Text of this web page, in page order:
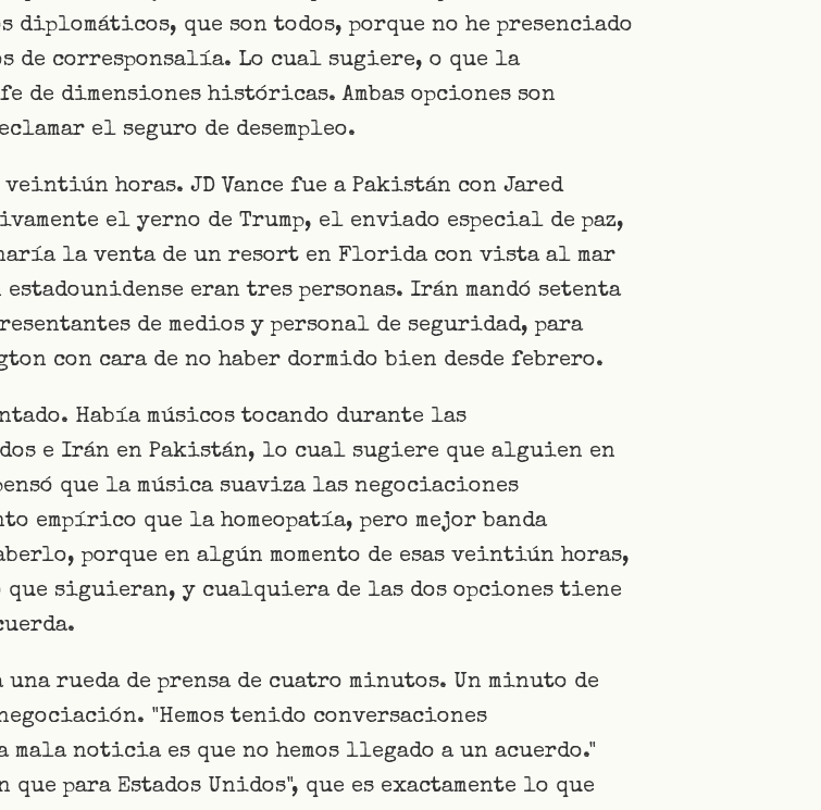
diplomáticos, que son todos, porque no he presenciado
corresponsalía. Lo cual sugiere, o que la
de dimensiones históricas. Ambas opciones son
el seguro de desempleo.
horas. JD Vance fue a Pakistán con Jared
el yerno de Trump, el enviado especial de paz,
la venta de un resort en Florida con vista al mar
eran tres personas. Irán mandó setenta
de medios y personal de seguridad, para
con cara de no haber dormido bien desde febrero.
Había músicos tocando durante las
e Irán en Pakistán, lo cual sugiere que alguien en
que la música suaviza las negociaciones
empírico que la homeopatía, pero mejor banda
porque en algún momento de esas veintiún horas,
siguieran, y cualquiera de las dos opciones tiene
rueda de prensa de cuatro minutos. Un minuto de
"Hemos tenido conversaciones
noticia es que no hemos llegado a un acuerdo."
para Estados Unidos", que es exactamente lo que